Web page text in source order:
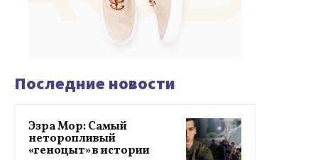
Последние новости
Эзра Мор: Самый
неторопливый
«геноцыт» в истории